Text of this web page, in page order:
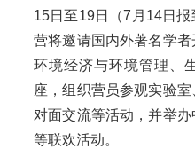
15日至19日（7月14日
营将邀请国内外著名学者
环境经济与环境管理、
座，组织营员参观实验
对面交流等活动，并举
等联欢活动。